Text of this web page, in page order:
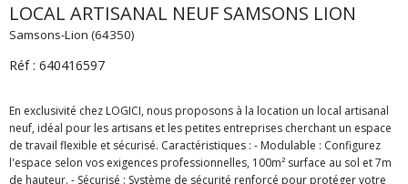
LOCAL ARTISANAL NEUF SAMSONS LION
Samsons-Lion (64350)
Réf : 640416597
En exclusivité chez LOGICI, nous proposons à la location un local artisanal
neuf, idéal pour les artisans et les petites entreprises cherchant un espace
de travail flexible et sécurisé. Caractéristiques : - Modulable : Configurez
l'espace selon vos exigences professionnelles, 100m² surface au sol et 7m
de hauteur. - Sécurisé : Système de sécurité renforcé pour protéger votre